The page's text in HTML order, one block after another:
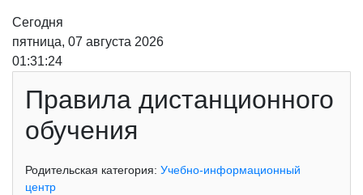
Сегодня
пятница, 07 августа 2026
01:31:24
Правила дистанционного
обучения
Родительская категория: Учебно-информационный
центр